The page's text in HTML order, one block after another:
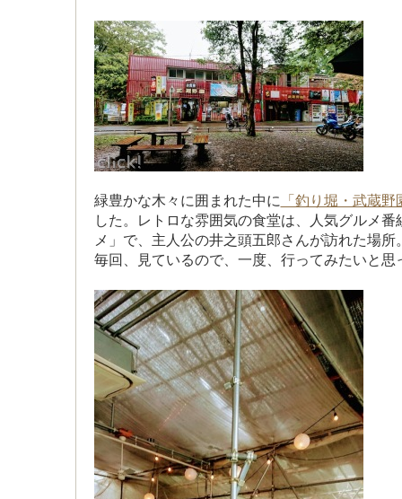
緑豊かな木々に囲まれた中に 「釣り堀・武蔵野
した。レトロな雰囲気の食堂は、人気グルメ番
メ」で、主人公の井之頭五郎さんが訪れた場所
毎回、見ているので、一度、行ってみたいと思